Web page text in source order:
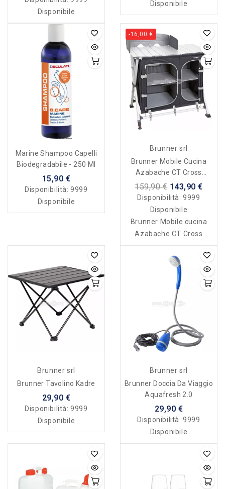
Disponibile
Disponibile
Marine Shampoo Capelli
Biodegradabile - 250 Ml
15,90 €
Disponibilità:9999
Disponibile
-16,00 €
Brunner srl
Brunner Mobile Cucina
Azabache CT Cross
Square
159,90 € 143,90 €
Disponibilità:9999
Disponibile
Brunner Mobile cucina
Azabache CT Cross
Square
Brunner srl
Brunner Tavolino Kadre
29,90 €
Disponibilità:9999
Disponibile
Brunner srl
Brunner Doccia Da Viaggio
Aquafresh 2.0
29,90 €
Disponibilità:9999
Disponibile